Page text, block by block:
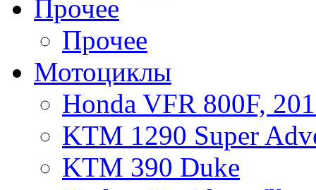
Прочее
Прочее
Мотоциклы
Honda VFR 800F,
KTM 1290 Super
KTM 390 Duke